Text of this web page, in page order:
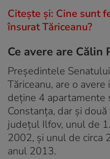
Citește și: Cine sunt
însurat Tăriceanu?
Ce avere are Călin
Preşedintele
Tăriceanu, are o
deține 4 apartamente
Constanța, dar și
judeţul Ilfov, unul de
2002, şi unul de circa
anul 2013.